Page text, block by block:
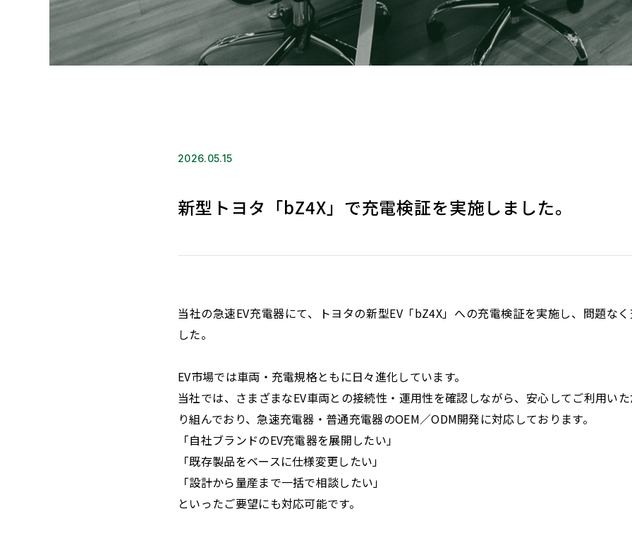
2026.05.15
新型トヨタ「bZ4X」で充電検証を実施しました。
当社の急速EV充電器にて、トヨタの新型EV「bZ4X」への充電検証を実施し、問題な
した。
EV市場では車両・充電規格ともに日々進化しています。
当社では、さまざまなEV車両との接続性・運用性を確認しながら、安心してご利用い
り組んでおり、急速充電器・普通充電器のOEM／ODM開発に対応しております。
「自社ブランドのEV充電器を展開したい」
「既存製品をベースに仕様変更したい」
「設計から量産まで一括で相談したい」
といったご要望にも対応可能です。